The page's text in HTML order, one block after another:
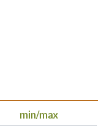
min/max